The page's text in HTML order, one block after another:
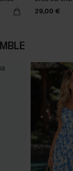
29,00 €